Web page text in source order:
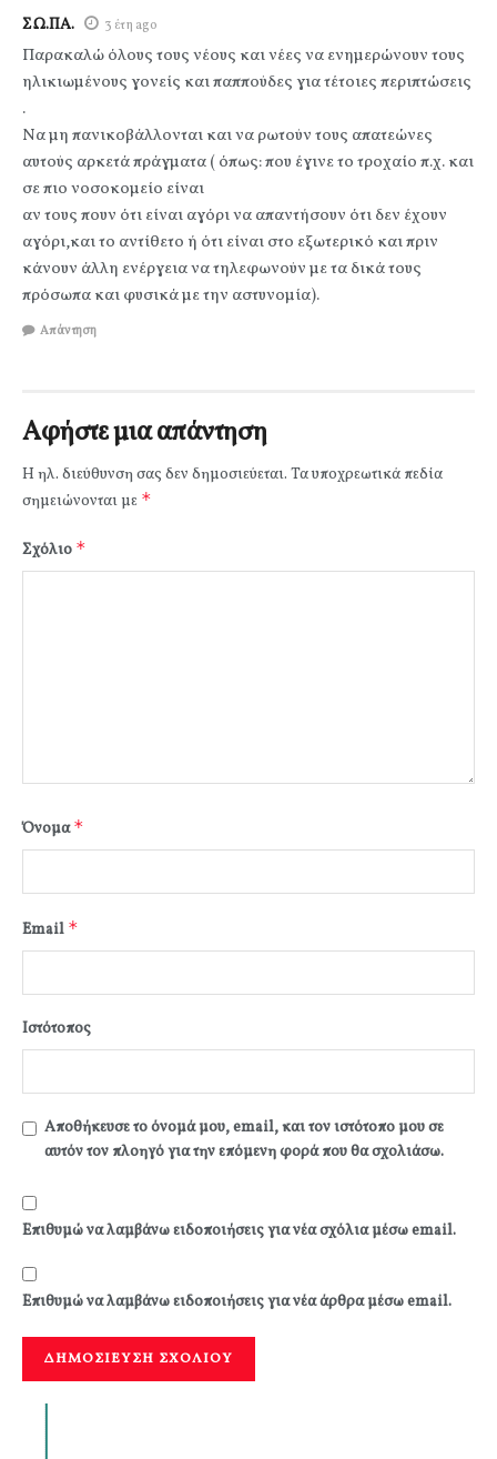
ΣΩ.ΠΑ. 3 έτη ago
Παρακαλώ όλους τους νέους και νέες να ενημερώνουν τους
ηλικιωμένους γονείς και παππούδες για τέτοιες περιπτώσεις
.
Να μη πανικοβάλλονται και να ρωτούν τους απατεώνες
αυτούς αρκετά πράγματα ( όπως: που έγινε το τροχαίο π.χ. και
σε πιο νοσοκομείο είναι
αν τους πουν ότι είναι αγόρι να απαντήσουν ότι δεν έχουν
αγόρι,και το αντίθετο ή ότι είναι στο εξωτερικό και πριν
κάνουν άλλη ενέργεια να τηλεφωνούν με τα δικά τους
πρόσωπα και φυσικά με την αστυνομία).
Απάντηση
Αφήστε μια απάντηση
Η ηλ. διεύθυνση σας δεν δημοσιεύεται. Τα υποχρεωτικά πεδία
σημειώνονται με *
Σχόλιο *
Όνομα*
Email *
Ιστότοπος
Αποθήκευσε το όνομά μου, email, και τον ιστότοπο μου σε
αυτόν τον πλοηγό για την επόμενη φορά που θα σχολιάσω.
Επιθυμώ να λαμβάνω ειδοποιήσεις για νέα σχόλια μέσω email.
Επιθυμώ να λαμβάνω ειδοποιήσεις για νέα άρθρα μέσω email.